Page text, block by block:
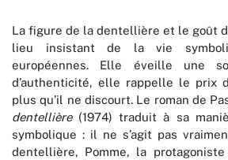
La figure de la dentellière et le goût
lieu insistant de la vie
européennes. Elle éveille une
d’authenticité, elle rappelle le prix
plus qu’il ne discourt. Le roman de
dentellière(1974) traduit à sa
symbolique : il ne s’agit pas
dentellière, Pomme, la